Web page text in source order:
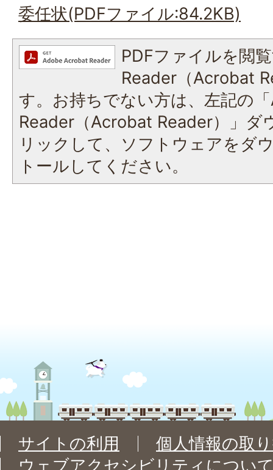
委任状(PDFファイル:84.2KB)
PDFファイルを閲
Reader（Acrobat
す。お持ちでない方は、左記の
Reader（Acrobat Reader）」ダ
リックして、ソフトウェアをダ
トールしてください。
サイトの利用
個人情報の取
ウェブアクセシビリティについ